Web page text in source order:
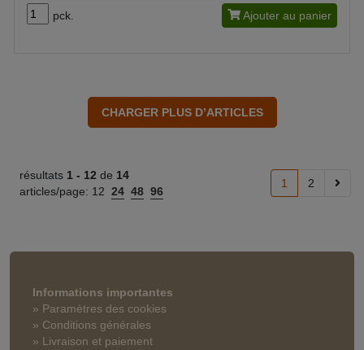
pck. Ajouter au panier
résultats 1 - 12 de 14
articles/page: 12 24 48 96
1 2
Informations importantes
» Paramètres des cookies
» Conditions générales
» Livraison et paiement